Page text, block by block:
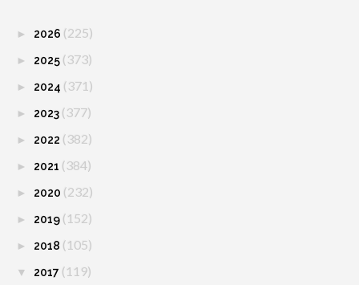
► 2026 (225)
► 2025 (373)
► 2024 (371)
► 2023 (377)
► 2022 (382)
► 2021 (384)
► 2020 (232)
► 2019 (152)
► 2018 (105)
▼ 2017 (119)